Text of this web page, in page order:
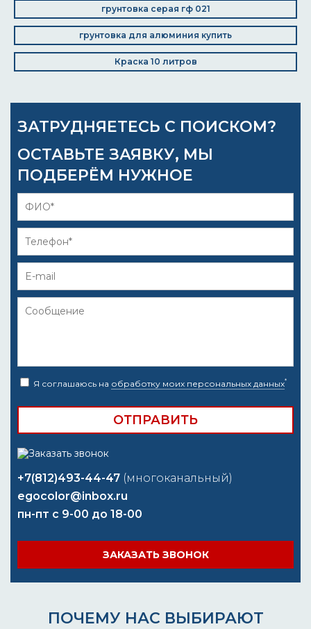
грунтовка серая гф 021
грунтовка для алюминия купить
Краска 10 литров
ЗАТРУДНЯЕТЕСЬ С ПОИСКОМ?
ОСТАВЬТЕ ЗАЯВКУ, МЫ
ПОДБЕРЁМ НУЖНОЕ
Я соглашаюсь на обработку моих персональных данных*
+7(812)493-44-47 (многоканальный)
egocolor@inbox.ru
пн-пт с 9-00 до 18-00
ЗАКАЗАТЬ ЗВОНОК
ПОЧЕМУ НАС ВЫБИРАЮТ